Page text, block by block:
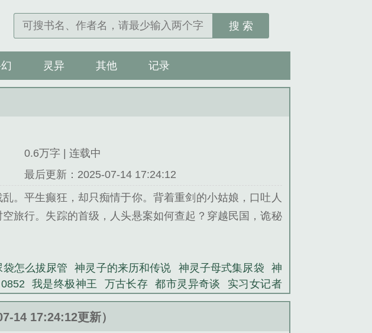
搜 索
灵异 其他 记录
0.6万字 | 连载中
最后更新：2025-07-14 17:24:12
。平生癫狂，却只痴情于你。背着重剑的小姑娘，口吐人
旅行。失踪的首级，人头悬案如何查起？穿越民国，诡秘
啊，1v1甜宠～中午12点更新嗯没错我开新文了，求不
怎么拔尿管 神灵子的来历和传说 神灵子母式集尿袋
神
0852 我是终极神王 万古长存 都市灵异奇谈
实习女记者
大白天下 做活 红龙（人外np） 万维大世界 绝对臣服姿
反派 超时空穿越 暴虎
14 17:24:12更新）